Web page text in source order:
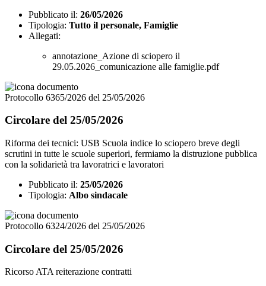
Pubblicato il: 26/05/2026
Tipologia: Tutto il personale, Famiglie
Allegati:
annotazione_Azione di sciopero il
29.05.2026_comunicazione alle famiglie.pdf
Protocollo 6365/2026 del 25/05/2026
Circolare del 25/05/2026
Riforma dei tecnici: USB Scuola indice lo sciopero breve degli
scrutini in tutte le scuole superiori, fermiamo la distruzione pubblica
con la solidarietà tra lavoratrici e lavoratori
Pubblicato il: 25/05/2026
Tipologia: Albo sindacale
Protocollo 6324/2026 del 25/05/2026
Circolare del 25/05/2026
Ricorso ATA reiterazione contratti